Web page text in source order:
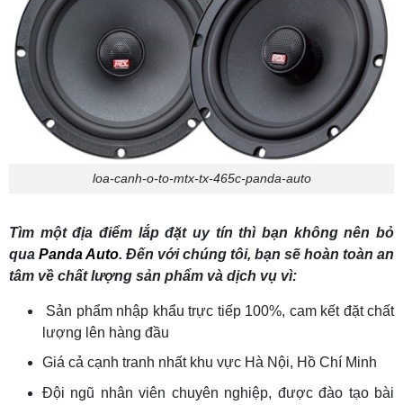
loa-canh-o-to-mtx-tx-465c-panda-auto
Tìm một địa điểm lắp đặt uy tín thì bạn không nên bỏ
qua Panda Auto. Đến với chúng tôi, bạn sẽ hoàn toàn an
tâm về chất lượng sản phẩm và dịch vụ vì:
Sản phẩm nhập khẩu trực tiếp 100%, cam kết đặt chất
lượng lên hàng đầu
Giá cả cạnh tranh nhất khu vực Hà Nội, Hồ Chí Minh
Đội ngũ nhân viên chuyên nghiệp, được đào tạo bài